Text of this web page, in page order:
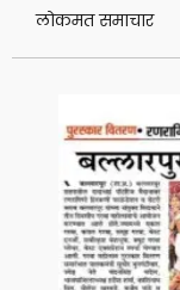
लोकमत समाचार